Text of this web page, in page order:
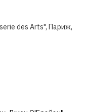
des Arts", Париж,